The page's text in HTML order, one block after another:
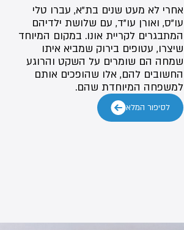
אחרי לא מעט שנים בת"א, עברו טלי
עו"ס, ואורן עו"ד, עם שלושת ילדיהם
המתבגרים לקריית אונו. במקום המיוחד
שיצרו, עטופים בירוק שמביא איתו
שמחה הם שומרים על השקט והרוגע
החשובים להם, אלו שהופכים אותם
למשפחה המיוחדת שהם.
לסיפור המלא